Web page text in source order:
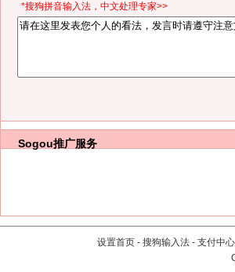
*搜狗拼音输入法，中文处理专家>>
Sogou推广服务
设置首页 - 搜狗输入法 - 支付中心